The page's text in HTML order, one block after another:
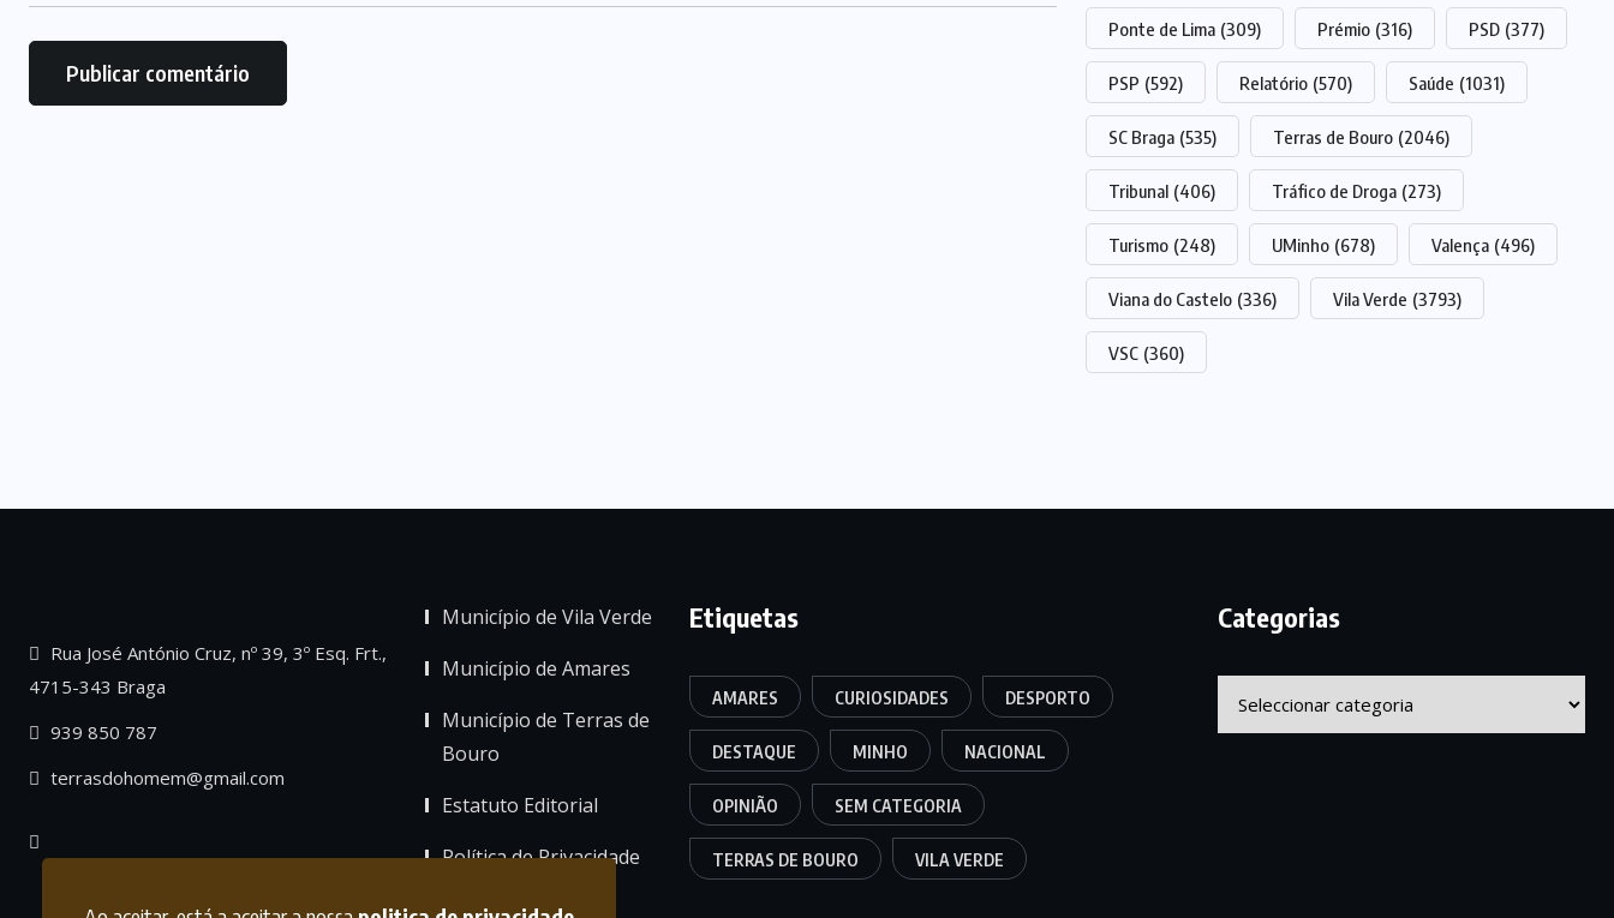
Ponte de Lima (309) Prémio (316) PSD (377)
PSP (592) Relatório (570) Saúde (1031)
SC Braga (535) Terras de Bouro (2046)
Tribunal (406) Tráfico de Droga (273)
Turismo (248) UMinho (678) Valença (496)
Viana do Castelo (336) Vila Verde (3793)
VSC (360)
Rua José António Cruz, nº 39, 3º Esq. Frt.,
4715-343 Braga
939 850 787
terrasdohomem@gmail.com
Município de Vila Verde
Município de Amares
Município de Terras de
Bouro
Estatuto Editorial
Política de Privacidade
Etiquetas
AMARES CURIOSIDADES DESPORTO
DESTAQUE MINHO NACIONAL
OPINIÃO SEM CATEGORIA
TERRAS DE BOURO VILA VERDE
Categorias